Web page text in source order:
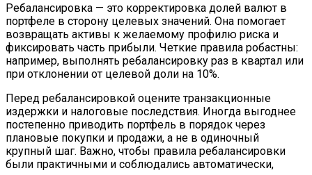
Ребалансировка — это корректировка долей валют в
портфеле в сторону целевых значений. Она помогает
возвращать активы к желаемому профилю риска и
фиксировать часть прибыли. Четкие правила робастны:
например, выполнять ребалансировку раз в квартал или
при отклонении от целевой доли на 10%.
Перед ребалансировкой оцените транзакционные
издержки и налоговые последствия. Иногда выгоднее
постепенно приводить портфель в порядок через
плановые покупки и продажи, а не в одиночный
крупный шаг. Важно, чтобы правила ребалансировки
были практичными и соблюдались автоматически,